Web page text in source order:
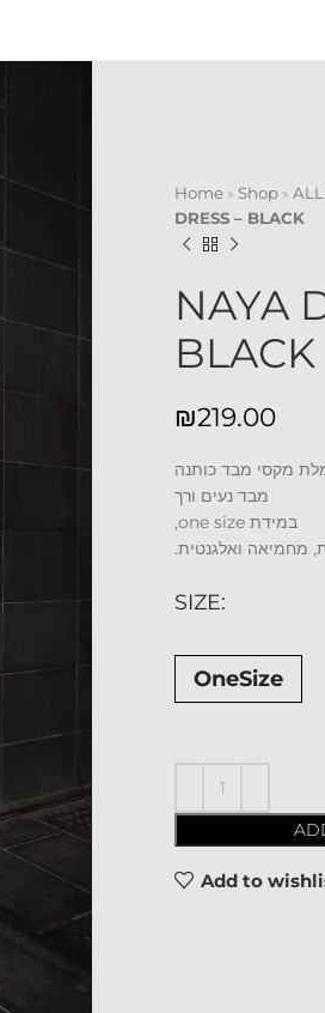
Home » Shop »
DRESS – BLACK
NAYA
BLACK
₪
מקסי מבד כותנה
מבד נעים ורך
במידת one size,
מחמיאה ואלגנטית.
SIZE
OneSize
Add to